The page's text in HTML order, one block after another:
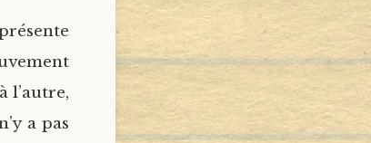
l’autre,
a pas